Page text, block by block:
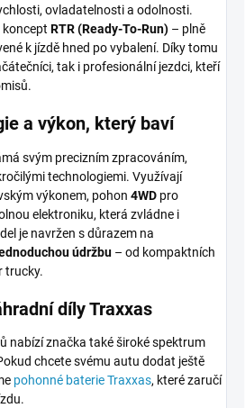
ovladatelnosti a odolnosti.
koncept RTR (Ready-To-Run) – plně
k jízdě hned po vybalení. Díky tomu
tak i profesionální jezdci, kteří
a výkon, který baví
svým precizním zpracováním,
technologiemi. Využívají
výkonem, pohon 4WD pro
elektroniku, která zvládne i
je navržen s důrazem na
údržbu – od kompaktních
trucky.
díly Traxxas
nabízí značka také široké spektrum
chcete svému autu dodat ještě
pohonné baterie Traxxas, které zaručí